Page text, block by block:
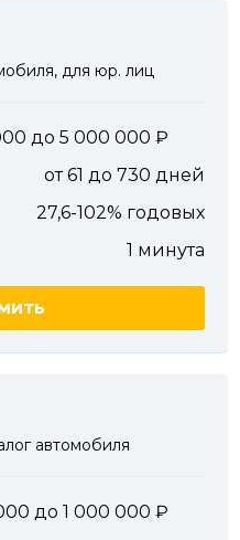
для юр. лиц
до 5 000 000
от 61 до 730 дней
27,6-102% годовых
1 минута
автомобиля
до 1 000 000